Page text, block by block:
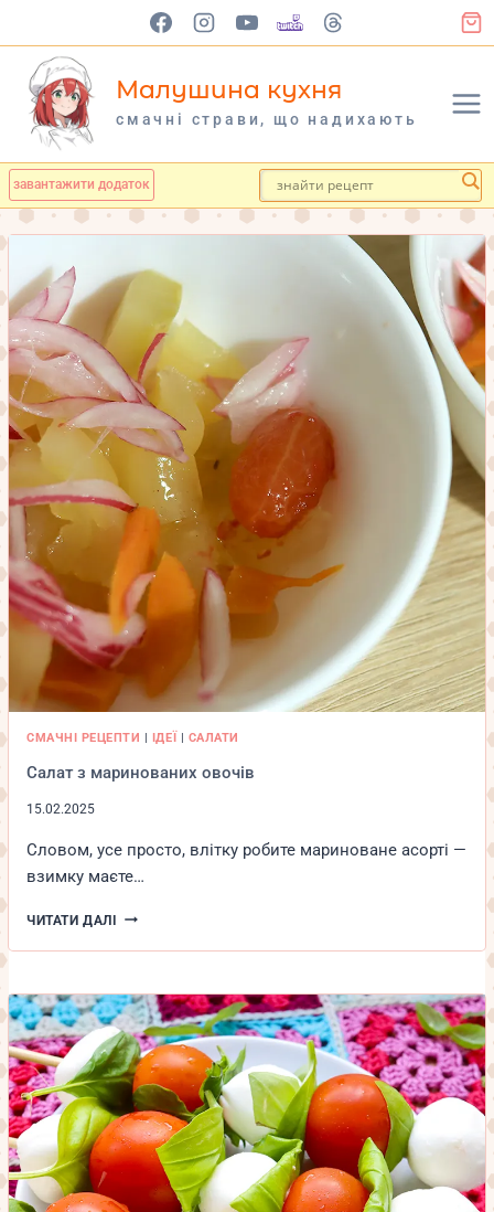
вмісту
Малушина кухня
cмачні страви, що надихають
завантажити додаток
СМАЧНІ РЕЦЕПТИ | ІДЕЇ | САЛАТИ
Салат з маринованих овочів
15.02.2025
Словом, усе просто, влітку робите мариноване асорті —
взимку маєте…
ЧИТАТИ ДАЛІ САЛАТ
МАРИНОВАНИХ